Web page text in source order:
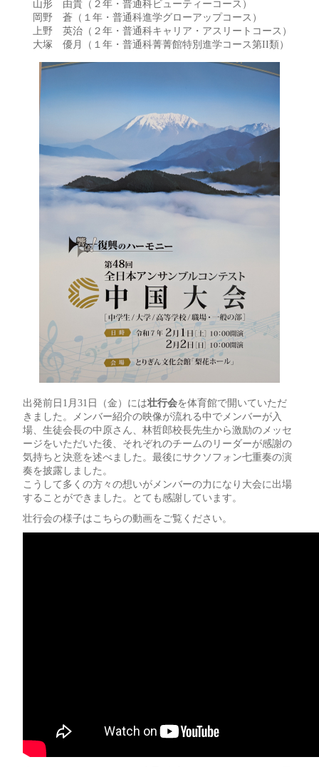
山形 由貴（２年・普通科ビューティーコース）
岡野 蒼（１年・普通科進学グローアップコース）
上野 英治（２年・普通科キャリア・アスリートコース）
大塚 優月（１年・普通科菁菁館特別進学コース第II類）
出発前日1月31日（金）には壮行会を体育館で開いていただ
きました。メンバー紹介の映像が流れる中でメンバーが入
場、生徒会長の中原さん、林哲郎校長先生から激励のメッセ
ージをいただいた後、それぞれのチームのリーダーが感謝の
気持ちと決意を述べました。最後にサクソフォン七重奏の演
奏を披露しました。
こうして多くの方々の想いがメンバーの力になり大会に出場
することができました。とても感謝しています。
壮行会の様子はこちらの動画をご覧ください。